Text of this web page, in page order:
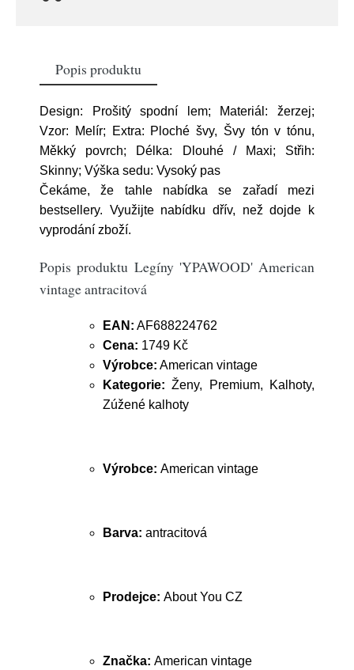
Popis produktu
Design: Prošitý spodní lem; Materiál: žerzej;
Vzor: Melír; Extra: Ploché švy, Švy tón v tónu,
Měkký povrch; Délka: Dlouhé / Maxi; Střih:
Skinny; Výška sedu: Vysoký pas
Čekáme, že tahle nabídka se zařadí mezi
bestsellery. Využijte nabídku dřív, než dojde k
vyprodání zboží.
Popis produktu Legíny 'YPAWOOD' American
vintage antracitová
EAN: AF688224762
Cena: 1749 Kč
Výrobce: American vintage
Kategorie: Ženy, Premium, Kalhoty,
Zúžené kalhoty
Výrobce: American vintage
Barva: antracitová
Prodejce: About You CZ
Značka: American vintage